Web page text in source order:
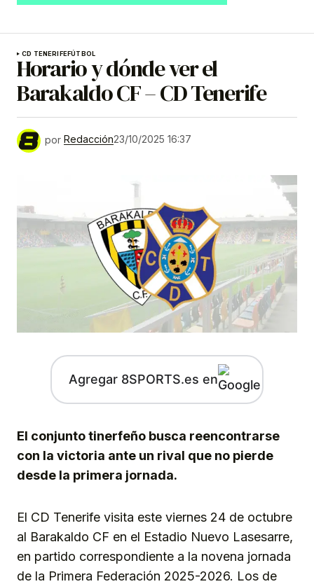
CD TENERIFEFÚTBOL
Horario y dónde ver el
Barakaldo CF – CD Tenerife
por Redacción23/10/2025 16:37
Agregar 8SPORTS.es en
El conjunto tinerfeño busca reencontrarse
con la victoria ante un rival que no pierde
desde la primera jornada.
El CD Tenerife visita este viernes 24 de octubre
al Barakaldo CF en el Estadio Nuevo Lasesarre,
en partido correspondiente a la novena jornada
de la Primera Federación 2025-2026. Los de